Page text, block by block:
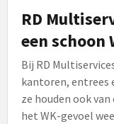
RD
een schoon
Bij RD
kantoren, entrees
ze houden ook
het WK-gevoel